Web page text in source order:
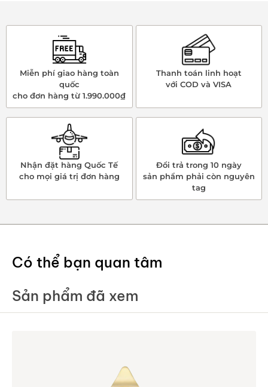
Miễn phí giao hàng toàn
quốc
cho đơn hàng từ 1.990.000₫
Thanh toán linh hoạt
với COD và VISA
Nhận đặt hàng Quốc Tế
cho mọi giá trị đơn hàng
Đổi trả trong 10 ngày
sản phẩm phải còn nguyên
tag
Có thể bạn quan tâm
Sản phẩm đã xem